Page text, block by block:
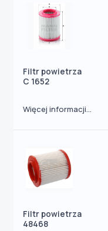
Filtr powietrza
C 1652
Więcej informacji...
Filtr powietrza
48468